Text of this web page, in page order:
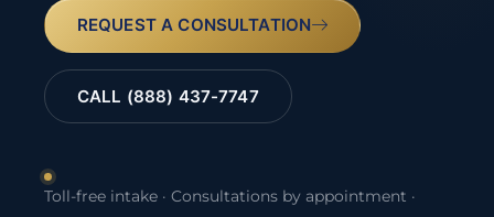
REQUEST A CONSULTATION
CALL (888) 437-7747
Toll-free intake · Consultations by appointment ·